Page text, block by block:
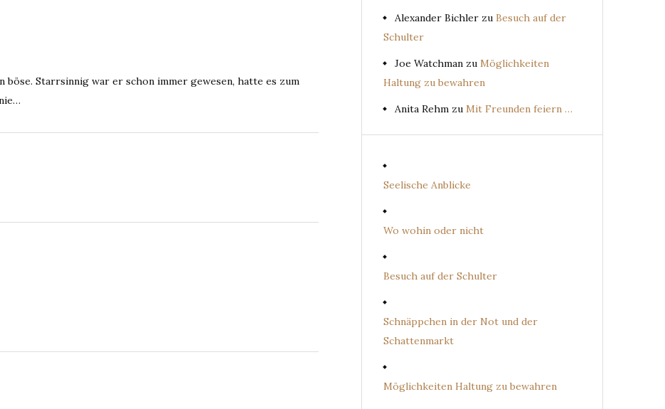
Starrsinnig war er schon immer gewesen, hatte es zum
Alexander Bichler zu Besuch auf der
Schulter
Joe Watchman zu Möglichkeiten
Haltung zu bewahren
Anita Rehm zu Mit Freunden feiern …
Seelische Anblicke
Wo wohin oder nicht
Besuch auf der Schulter
Schnäppchen in der Not und der
Schattenmarkt
Möglichkeiten Haltung zu bewahren